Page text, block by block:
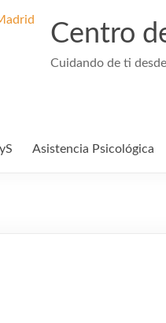
Centro
Cuidando de ti
Asistencia Psicológica